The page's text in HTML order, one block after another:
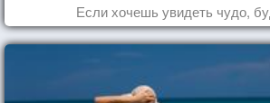
Если хочешь увидеть чудо,